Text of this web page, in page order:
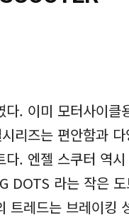
. 이미 모터사이
리즈는 편안함과
. 엔젤 스쿠터 역
라는 작은
레드는 브레이킹